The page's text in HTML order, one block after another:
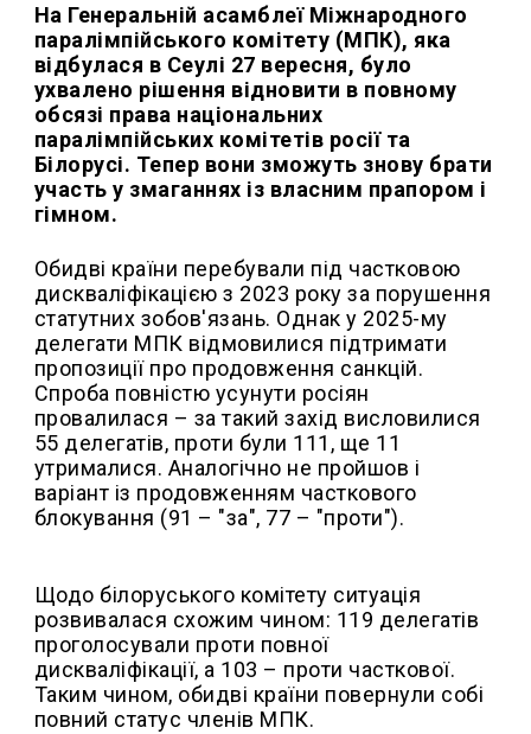
На Генеральній асамблеї Міжнародного
паралімпійського комітету (МПК), яка
відбулася в Сеулі 27 вересня, було
ухвалено рішення відновити в повному
обсязі права національних
паралімпійських комітетів росії та
Білорусі. Тепер вони зможуть знову брати
участь у змаганнях із власним прапором і
гімном.
Обидві країни перебували під частковою
дискваліфікацією з 2023 року за порушення
статутних зобов'язань. Однак у 2025-му
делегати МПК відмовилися підтримати
пропозиції про продовження санкцій.
Спроба повністю усунути росіян
провалилася – за такий захід висловилися
55 делегатів, проти були 111, ще 11
утрималися. Аналогічно не пройшов і
варіант із продовженням часткового
блокування (91 – "за", 77 – "проти").
Щодо білоруського комітету ситуація
розвивалася схожим чином: 119 делегатів
проголосували проти повної
дискваліфікації, а 103 – проти часткової.
Таким чином, обидві країни повернули собі
повний статус членів МПК.